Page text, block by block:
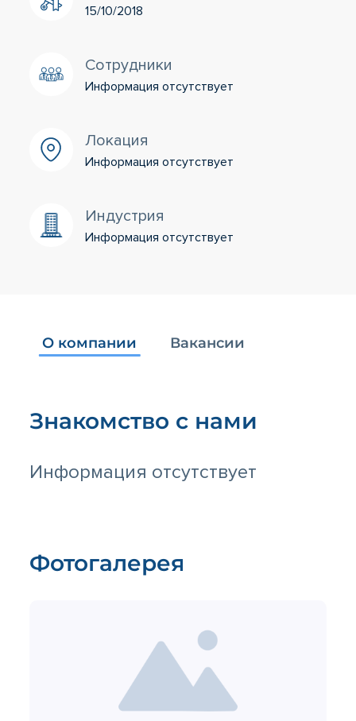
15/10/2018
Сотрудники
Информация отсутствует
Локация
Информация отсутствует
Индустрия
Информация отсутствует
О компании Вакансии
Знакомство с нами
Информация отсутствует
Фотогалерея